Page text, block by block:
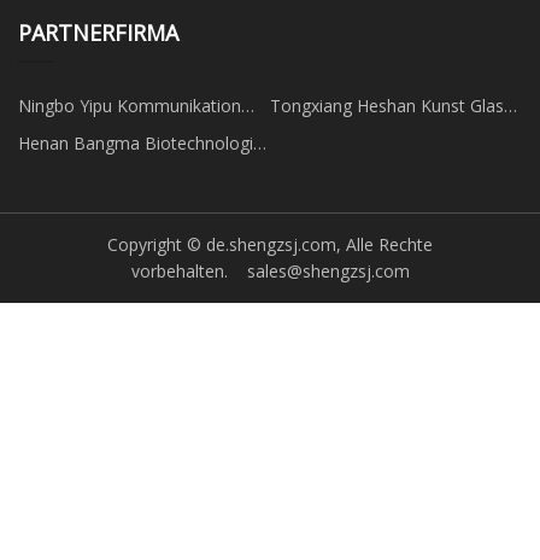
PARTNERFIRMA
Ningbo Yipu Kommunikation
Ausrüstung Technologie Co.,
Tongxiang Heshan Kunst Glas
Henan Bangma Biotechnologie
Copyright © de.shengzsj.com, Alle Rechte
vorbehalten. sales@shengzsj.com